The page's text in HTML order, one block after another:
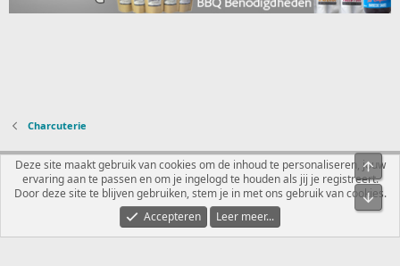
Charcuterie
Nederlands
Contact
Voorwaarden en regels Privacybeleid Help
R
S
Community platform by XenForo ® © 2010-2026 XenForo Ltd.
Deze site maakt gebruik van cookies om de inhoud te personaliseren, jouw
ervaring aan te passen en om je ingelogd te houden als jij je registreert.
Door deze site te blijven gebruiken, stem je in met ons gebruik van cookies.
Accepteren
Leer meer...